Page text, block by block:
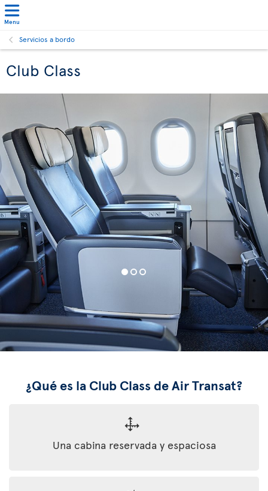
Menu
Servicios a bordo
Club Class
¿Qué es la Club Class de Air Transat?
Una cabina reservada y espaciosa